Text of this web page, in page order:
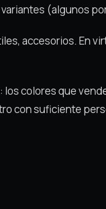
(algunos
accesorios. En
colores que
con suficiente